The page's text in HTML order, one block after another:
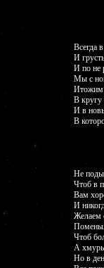
Всегда
И
И по не
Мы с
Итожим
В кругу
И в
В
Не
Чтоб в
Вам
И
Желаем
Чтоб
А
Но в